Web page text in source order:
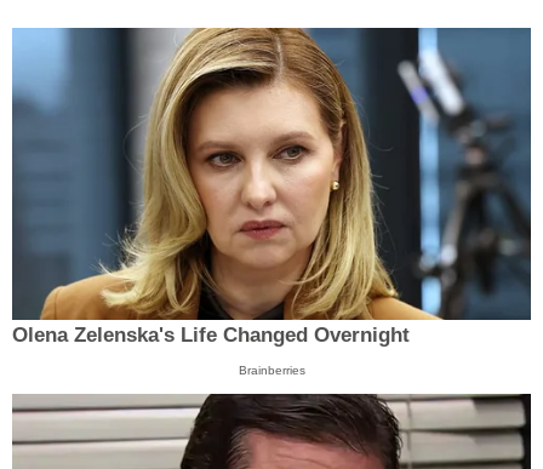
Olena Zelenska's Life Changed Overnight
Brainberries